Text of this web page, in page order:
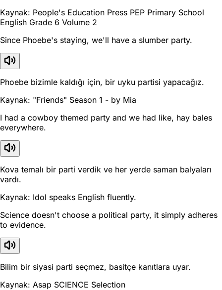
Kaynak: People's Education Press PEP Primary School
English Grade 6 Volume 2
Since Phoebe's staying, we'll have a slumber party.
Phoebe bizimle kaldığı için, bir uyku partisi yapacağız.
Kaynak: "Friends" Season 1 - by Mia
I had a cowboy themed party and we had like, hay bales
everywhere.
Kova temalı bir parti verdik ve her yerde saman balyaları
vardı.
Kaynak: Idol speaks English fluently.
Science doesn't choose a political party, it simply adheres
to evidence.
Bilim bir siyasi parti seçmez, basitçe kanıtlara uyar.
Kaynak: Asap SCIENCE Selection